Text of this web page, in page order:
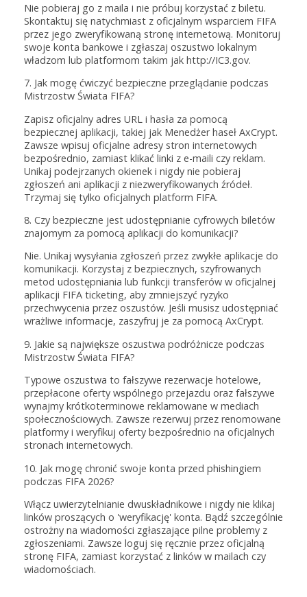
Nie pobieraj go z maila i nie próbuj korzystać z biletu.
Skontaktuj się natychmiast z oficjalnym wsparciem FIFA
przez jego zweryfikowaną stronę internetową. Monitoruj
swoje konta bankowe i zgłaszaj oszustwo lokalnym
władzom lub platformom takim jak http://IC3.gov.
7. Jak mogę ćwiczyć bezpieczne przeglądanie podczas
Mistrzostw Świata FIFA?
Zapisz oficjalny adres URL i hasła za pomocą
bezpiecznej aplikacji, takiej jak Menedżer haseł AxCrypt.
Zawsze wpisuj oficjalne adresy stron internetowych
bezpośrednio, zamiast klikać linki z e-maili czy reklam.
Unikaj podejrzanych okienek i nigdy nie pobieraj
zgłoszeń ani aplikacji z niezweryfikowanych źródeł.
Trzymaj się tylko oficjalnych platform FIFA.
8. Czy bezpieczne jest udostępnianie cyfrowych biletów
znajomym za pomocą aplikacji do komunikacji?
Nie. Unikaj wysyłania zgłoszeń przez zwykłe aplikacje do
komunikacji. Korzystaj z bezpiecznych, szyfrowanych
metod udostępniania lub funkcji transferów w oficjalnej
aplikacji FIFA ticketing, aby zmniejszyć ryzyko
przechwycenia przez oszustów. Jeśli musisz udostępniać
wrażliwe informacje, zaszyfruj je za pomocą AxCrypt.
9. Jakie są największe oszustwa podróżnicze podczas
Mistrzostw Świata FIFA?
Typowe oszustwa to fałszywe rezerwacje hotelowe,
przepłacone oferty wspólnego przejazdu oraz fałszywe
wynajmy krótkoterminowe reklamowane w mediach
społecznościowych. Zawsze rezerwuj przez renomowane
platformy i weryfikuj oferty bezpośrednio na oficjalnych
stronach internetowych.
10. Jak mogę chronić swoje konta przed phishingiem
podczas FIFA 2026?
Włącz uwierzytelnianie dwuskładnikowe i nigdy nie klikaj
linków proszących o 'weryfikację' konta. Bądź szczególnie
ostrożny na wiadomości zgłaszające pilne problemy z
zgłoszeniami. Zawsze loguj się ręcznie przez oficjalną
stronę FIFA, zamiast korzystać z linków w mailach czy
wiadomościach.